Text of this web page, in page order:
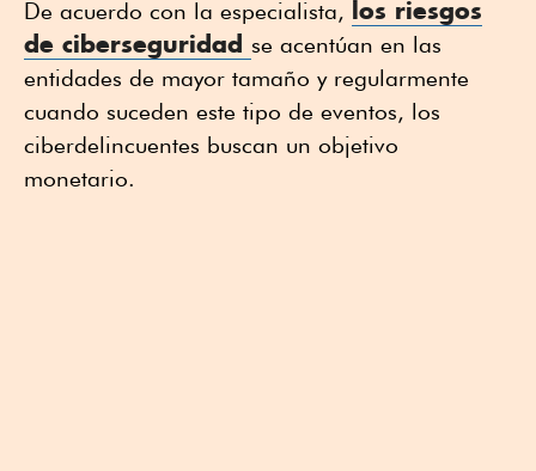
De acuerdo con la especialista, los riesgos
de ciberseguridad se acentúan en las
entidades de mayor tamaño y regularmente
cuando suceden este tipo de eventos, los
ciberdelincuentes buscan un objetivo
monetario.